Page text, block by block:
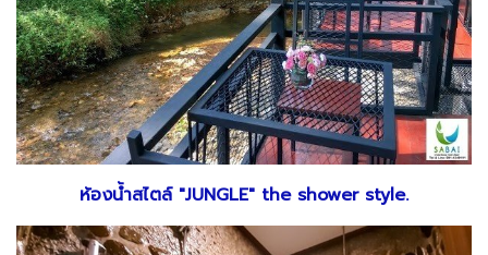
ห้องน้ำสไตล์ "JUNGLE" the shower style.